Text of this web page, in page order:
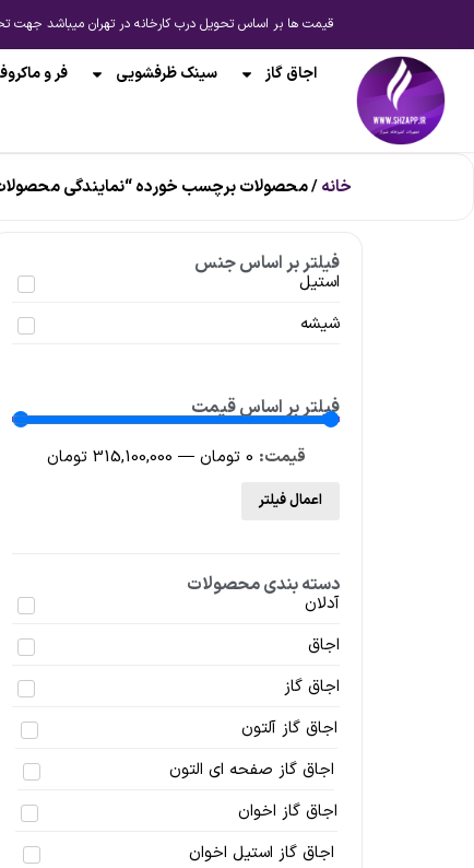
قیمت ها بر اساس تحویل درب کارخانه در تهران میباشد جهت تحویل از انبار شیراز یا
اجاق گاز سینک ظرفشویی فر و
خانه/ محصولات برچسب خورده “نمایندگی
فیلتر بر اساس جنس
استیل
شیشه
فیلتر بر اساس قیمت
0 تومان —
315,100,000 تومان
اعمال فیلتر
دسته بندی محصولات
آدلان
اجاق
اجاق گاز
اجاق گاز آلتون
اجاق گاز صفحه ای التون
اجاق گاز اخوان
اجاق گاز استیل اخوان